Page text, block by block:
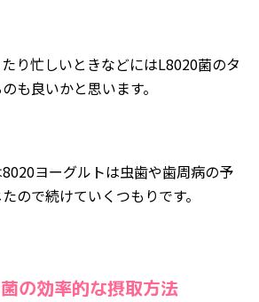
り忙しいときなどにはL8020菌のタ
も良いかと思います。
ヨーグルトは虫歯や歯周病の予
ので続けていくつもりです。
の効率的な摂取方法